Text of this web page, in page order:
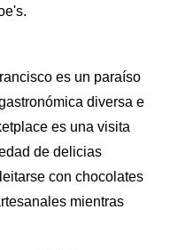
es un paraíso
diversa e
es una visita
de delicias
con chocolates
mientras